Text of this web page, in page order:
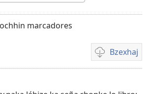
marcadores
Bzexhaj
Tixhe
ka